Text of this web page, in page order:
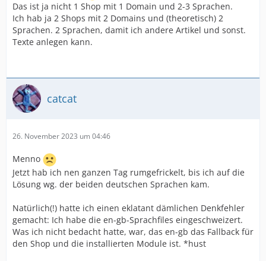
Das ist ja nicht 1 Shop mit 1 Domain und 2-3 Sprachen.
Ich hab ja 2 Shops mit 2 Domains und (theoretisch) 2
Sprachen. 2 Sprachen, damit ich andere Artikel und sonst.
Texte anlegen kann.
catcat
26. November 2023 um 04:46
Menno
Jetzt hab ich nen ganzen Tag rumgefrickelt, bis ich auf die
Lösung wg. der beiden deutschen Sprachen kam.
Natürlich(!) hatte ich einen eklatant dämlichen Denkfehler
gemacht: Ich habe die en-gb-Sprachfiles eingeschweizert.
Was ich nicht bedacht hatte, war, das en-gb das Fallback für
den Shop und die installierten Module ist. *hust